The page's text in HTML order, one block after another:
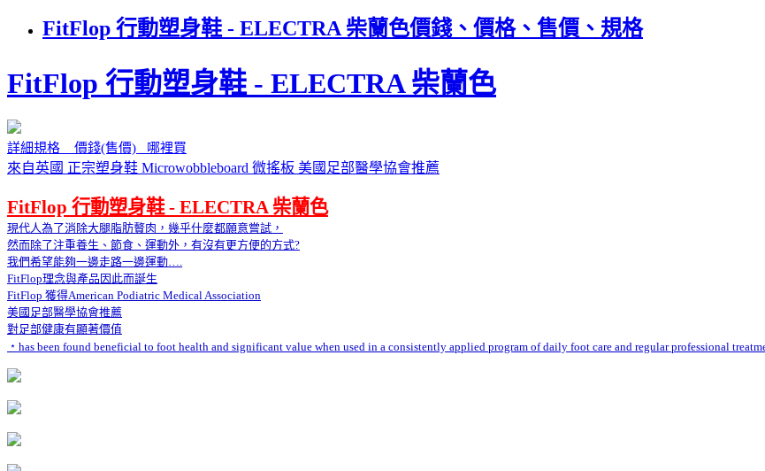
FitFlop 行動塑身鞋 - ELECTRA 柴蘭色價錢、價格、售價、規格
FitFlop 行動塑身鞋 - ELECTRA 柴蘭色
詳細規格 價錢(售價) 哪裡買
來自英國 正宗塑身鞋 Microwobbleboard 微搖板 美國足部醫學協會推薦
FitFlop 行動塑身鞋 - ELECTRA 柴蘭色
現代人為了消除大腿脂肪贅肉，幾乎什麼都願意嘗試，
然而除了注重養生、節食、運動外，有沒有更方便的方式?
我們希望能夠一邊走路一邊運動….
FitFlop理念與產品因此而誕生
FitFlop 獲得American Podiatric Medical Association
美國足部醫學協會推薦
對足部健康有顯著價值
﹡has been found beneficial to foot health and significant value when used in a consistently applied program of daily foot care and regular professional